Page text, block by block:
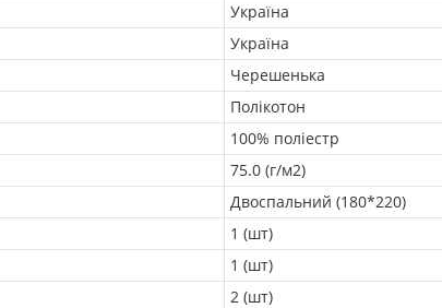
Україна
Україна
Черешенька
Полікотон
100% поліестр
75.0 (г/м2)
Двоспальний (180*220)
1 (шт)
1 (шт)
2 (шт)